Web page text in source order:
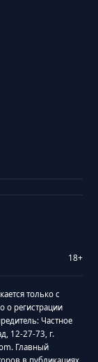
18+
только с
о регистрации
Частное
12-27-73, г.
Главный